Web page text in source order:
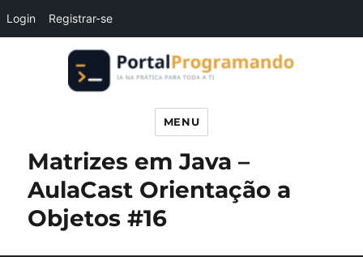
Login Registrar-se
Portal Programando
MENU
Matrizes em Java –
AulaCast Orientação a
Objetos #16